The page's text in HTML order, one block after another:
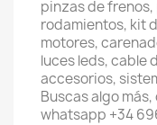
pinzas de
rodamientos, kit
motores,
luces leds, cable
accesorios,
Buscas algo
whatsapp +34